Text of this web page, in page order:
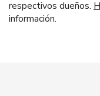
respectivos dueños.
información.